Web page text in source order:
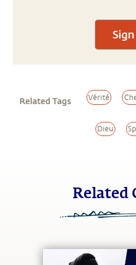
Related Tags Vérité
Dieu
Related